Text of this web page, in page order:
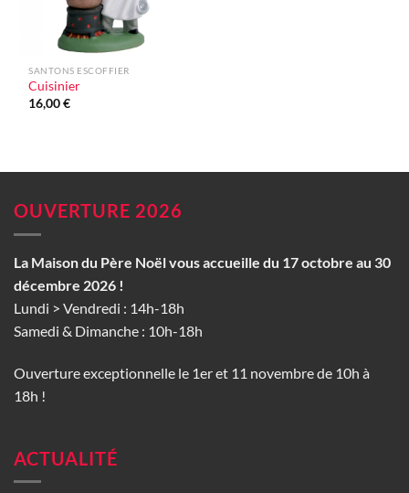
SANTONS ESCOFFIER
Cuisinier
16,00€
OUVERTURE 2026
La Maison du Père Noël vous accueille du 17 octobre au 30
décembre 2026 !
Lundi > Vendredi : 14h-18h
Samedi & Dimanche : 10h-18h
Ouverture exceptionnelle le 1er et 11 novembre de 10h à
18h !
ACTUALITÉ